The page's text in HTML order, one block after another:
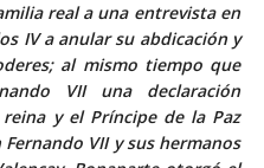
real a una entrevista en
IV a anular su abdicación y
al mismo tiempo que
VII una declaración
y el Príncipe de la Paz
VII y sus hermanos